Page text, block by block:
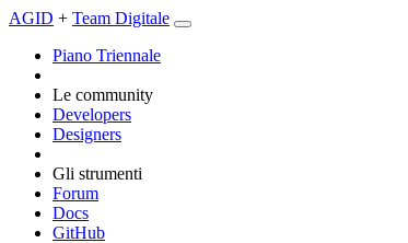
AGID + Team Digitale
Piano Triennale
Le community
Developers
Designers
Gli strumenti
Forum
Docs
GitHub